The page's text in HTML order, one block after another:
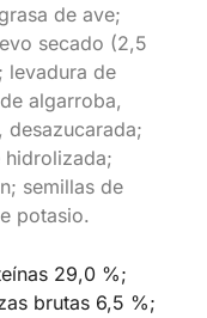
de ave;
secado (2,5
levadura de
algarroba,
desazucarada;
semillas de
potasio.
29,0 %;
brutas 6,5 %;